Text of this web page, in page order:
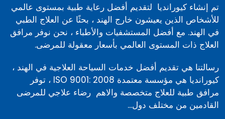
تم إنشاء كيورانديا لتقديم أفضل رعاية طبية بمستوى عالمي
للأشخاص الذين يعيشون خارج الهند ، بحثًا عن العلاج الطبي
في الهند. مع أفضل المستشفيات والأطباء ، نحن نوفر مرافق
العلاج ذات المستوى العالمي بأسعار معقولة للمرضى.
رسالتنا هي تقديم أفضل خدمات السياحة العلاجية في الهند ،
كيورانديا هي مؤسسة معتمدة ISO 9001: 2008 ، توفر
مرافق طبية للعلاج متخصصة والاهم رضاء علاجي للمرضى
القادمين من مختلف دول...